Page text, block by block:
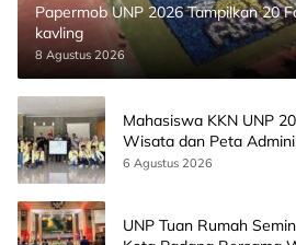
Papermob UNP 2026 Tampilkan 20
kavling
8 Agustus 2026
Mahasiswa KKN UNP
Wisata dan Peta
Paninggahan
6 Agustus 2026
UNP Tuan Rumah